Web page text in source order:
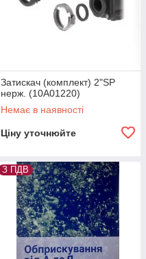
Затискач (комплект) 2"SP
нерж. (10A01220)
Немає в наявності
Ціну уточнюйте
З ПДВ